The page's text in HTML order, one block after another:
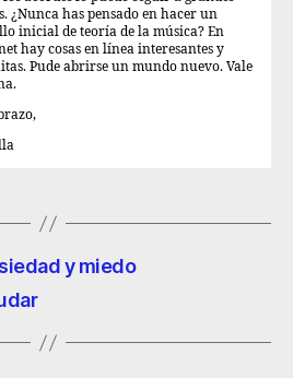
¿Nunca has pensado en hacer un
inicial de teoría de la música? En
hay cosas en línea interesantes y
Pude abrirse un mundo nuevo. Vale
y miedo